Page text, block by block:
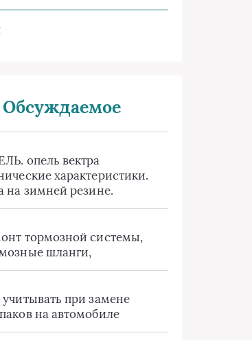
Обсуждаемое
опель вектра
характеристики.
на зимней резине.
тормозной системы,
шланги,
при замене
на автомобиле